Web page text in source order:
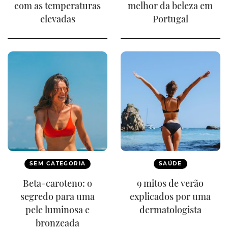
com as temperaturas
elevadas
melhor da beleza em
Portugal
SEM CATEGORIA
Beta-caroteno: o
segredo para uma
pele luminosa e
bronzeada
SAÚDE
9 mitos de verão
explicados por uma
dermatologista